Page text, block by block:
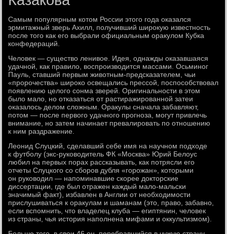
Самым популярным котом России этого года оказался
эрмитажный зверь Ахилл, получивший широкую известность
после того как его выбрали официальным оракулом Кубка
конфедераций.
Человек — существо ленивое. Идея, однажды оказавшаяся
удачной, как правило, воспроизводится массами. Осьминог
Пауль, ставший первым животным-предсказателем, чьи
«пророчества» широко освещались прессой, поспособствовал
появлению целого сонма зверей. Оригинальности в этом
было мало, но отказаться от растиражированной затеи
оказалось делом сложным. Оракулы сначала забавляют,
потом — после первого удачного прогноза, могут привлечь
внимание, но затем начинает превалировать по отношению
к ним раздражение.
Леонид Слуцкий, сделавший себе имя на научном подходе
к футболу (экс-руководитель ФК «Москва» Юрий Белоус
любил на первых порах рассказывать, как потрясли его
отчеты Слуцкого со сборов дубля «горожан», которыми
он руководил — напоминавшие скорее докторские
диссертации, где был отражен каждый мало-мальски
значимый факт), избавлен в Англии от необходимости
прислушиваться к оракулам и шаманам (это, право, забавно,
если вспомнить, что владелец клуба — египтянин, человек
из страны, чья история наполнена мифами и оккультизмом).